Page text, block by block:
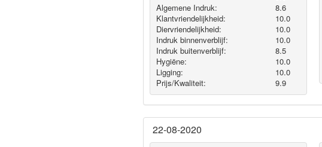
Algemene Indruk:
8.6
Klantvriendelijkheid:
10.0
Diervriendelijkheid:
10.0
Indruk binnenverblijf:
10.0
Indruk buitenverblijf:
8.5
Hygiëne‎:
10.0
Ligging:
10.0
Prijs/Kwaliteit:
9.9
22-08-2020